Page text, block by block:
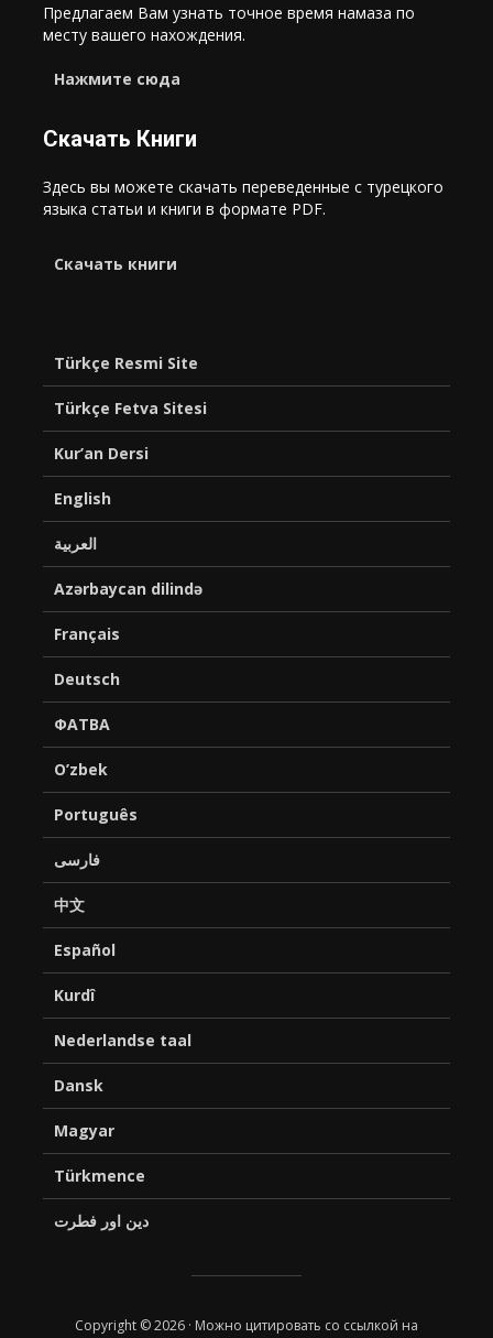
Предлагаем Вам узнать точное время намаза по
месту вашего нахождения.
Нажмите сюда
Скачать Книги
Здесь вы можете скачать переведенные с турецкого
языка статьи и книги в формате PDF.
Cкачать книги
Türkçe Resmi Site
Türkçe Fetva Sitesi
Kur’an Dersi
English
العربية
Azərbaycan dilində
Français
Deutsch
ФАТВА
O’zbek
Português
فارسی
中文
Español
Kurdî
Nederlandse taal
Dansk
Magyar
Türkmence
دین اور فطرت
Copyright © 2026 · Можно цитировать со ссылкой на